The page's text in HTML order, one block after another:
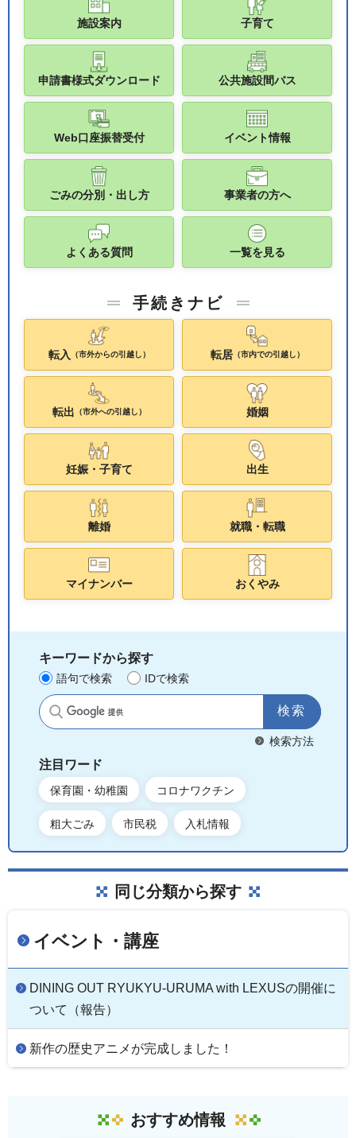
施設案内 子育て
申請書様式ダウンロード 公共施設間バス
Web口座振替受付 イベント情報
ごみの分別・出し方 事業者の方へ
よくある質問 一覧を見る
手続きナビ
転入 （市外からの引越し） 転居（市内での引越し）
転出 （市外への引越し） 婚姻
妊娠・子育て 出生
離婚 就職・転職
マイナンバー おくやみ
キーワードから探す
語句で検索 IDで検索
サイト内検索
検索方法
注目ワード
保育園・幼稚園 コロナワクチン
粗大ごみ 市民税 入札情報
同じ分類から探す
イベント・講座
DINING OUT RYUKYU-URUMA with LEXUSの開催に
ついて（報告）
新作の歴史アニメが完成しました！
おすすめ情報